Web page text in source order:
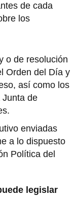
de cada
los
o de resolución
Orden del Día y
así como los
Junta de
enviadas
a lo dispuesto
Política del
legislar